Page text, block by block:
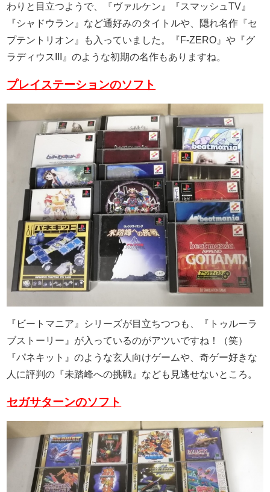
わりと目立つようで、『ヴァルケン』『スマッシュTV』
『シャドウラン』など通好みのタイトルや、隠れ名作『セ
プテントリオン』も入っていました。『F-ZERO』や『グ
ラディウスIII』のような初期の名作もありますね。
プレイステーションのソフト
『ビートマニア』シリーズが目立ちつつも、『トゥルーラ
ブストーリー』が入っているのがアツいですね！（笑）
『パネキット』のような玄人向けゲームや、奇ゲー好きな
人に評判の『未踏峰への挑戦』なども見逃せないところ。
セガサターンのソフト